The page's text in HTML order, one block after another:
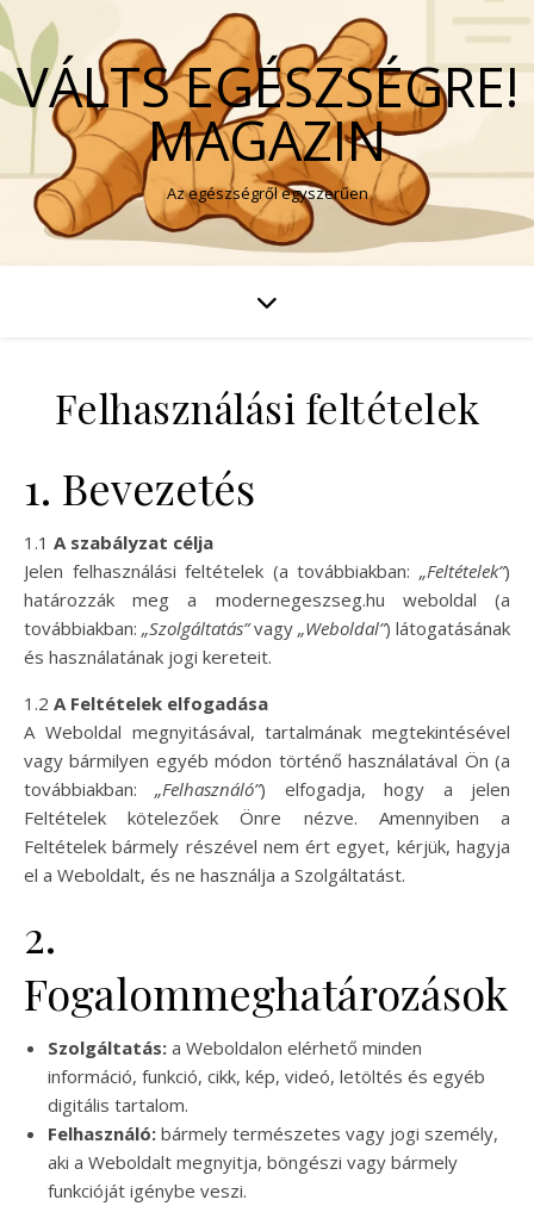
VÁLTS EGÉSZSÉGRE!
MAGAZIN
Az egészségről egyszerűen
Felhasználási feltételek
1. Bevezetés
1.1 A szabályzat célja
Jelen felhasználási feltételek (a továbbiakban: „Feltételek”)
határozzák meg a modernegeszseg.hu weboldal (a
továbbiakban: „Szolgáltatás”vagy „Weboldal”) látogatásának
és használatának jogi kereteit.
1.2 A Feltételek elfogadása
A Weboldal megnyitásával, tartalmának megtekintésével
vagy bármilyen egyéb módon történő használatával Ön (a
továbbiakban:„Felhasználó”) elfogadja, hogy a jelen
Feltételek kötelezőek Önre nézve. Amennyiben a
Feltételek bármely részével nem ért egyet, kérjük, hagyja
el a Weboldalt, és ne használja a Szolgáltatást.
2.
Fogalommeghatározások
Szolgáltatás: a Weboldalon elérhető minden
információ, funkció, cikk, kép, videó, letöltés és egyéb
digitális tartalom.
Felhasználó: bármely természetes vagy jogi személy,
aki a Weboldalt megnyitja, böngészi vagy bármely
funkcióját igénybe veszi.